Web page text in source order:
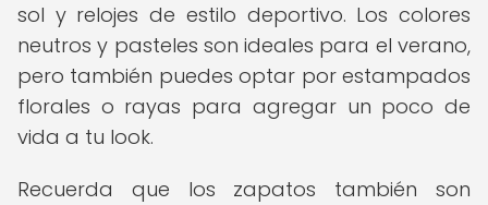
sol y relojes de estilo deportivo. Los colores
neutros y pasteles son ideales para el verano,
pero también puedes optar por estampados
florales o rayas para agregar un poco de
vida a tu look.
Recuerda que los zapatos también son